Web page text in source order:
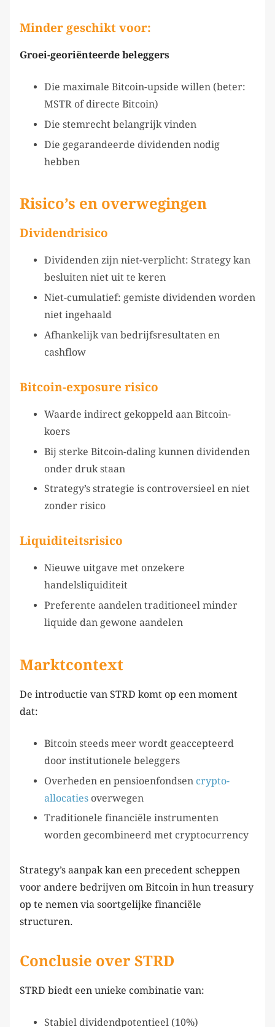
Minder geschikt voor:
Groei-georiënteerde beleggers
Die maximale Bitcoin-upside willen (beter:
MSTR of directe Bitcoin)
Die stemrecht belangrijk vinden
Die gegarandeerde dividenden nodig
hebben
Risico’s en overwegingen
Dividendrisico
Dividenden zijn niet-verplicht: Strategy kan
besluiten niet uit te keren
Niet-cumulatief: gemiste dividenden worden
niet ingehaald
Afhankelijk van bedrijfsresultaten en
cashflow
Bitcoin-exposure risico
Waarde indirect gekoppeld aan Bitcoin-
koers
Bij sterke Bitcoin-daling kunnen dividenden
onder druk staan
Strategy’s strategie is controversieel en niet
zonder risico
Liquiditeitsrisico
Nieuwe uitgave met onzekere
handelsliquiditeit
Preferente aandelen traditioneel minder
liquide dan gewone aandelen
Marktcontext
De introductie van STRD komt op een moment
dat:
Bitcoin steeds meer wordt geaccepteerd
door institutionele beleggers
Overheden en pensioenfondsen crypto-
allocaties overwegen
Traditionele financiële instrumenten
worden gecombineerd met cryptocurrency
Strategy’s aanpak kan een precedent scheppen
voor andere bedrijven om Bitcoin in hun treasury
op te nemen via soortgelijke financiële
structuren.
Conclusie over STRD
STRD biedt een unieke combinatie van:
Stabiel dividendpotentieel (10%)